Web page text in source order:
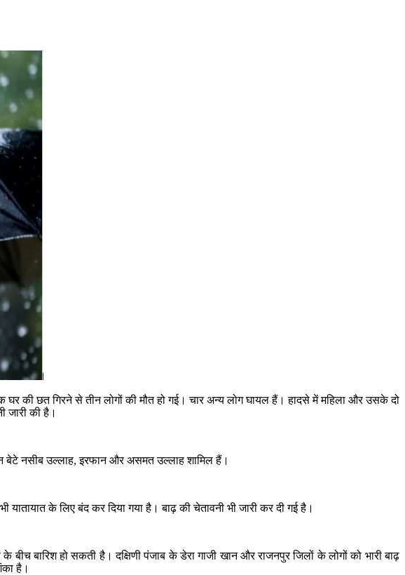
की छत गिरने से तीन लोगों की मौत हो गई। चार अन्य लोग घायल हैं। हादसे में महिला और उसके दो
जारी की है।
बेटे नसीब उल्लाह, इरफान और असमत उल्लाह शामिल हैं।
यातायात के लिए बंद कर दिया गया है। बाढ़ की चेतावनी भी जारी कर दी गई है।
बारिश हो सकती है। दक्षिणी पंजाब के डेरा गाजी खान और राजनपुर जिलों के लोगों को भारी बाढ़
है।